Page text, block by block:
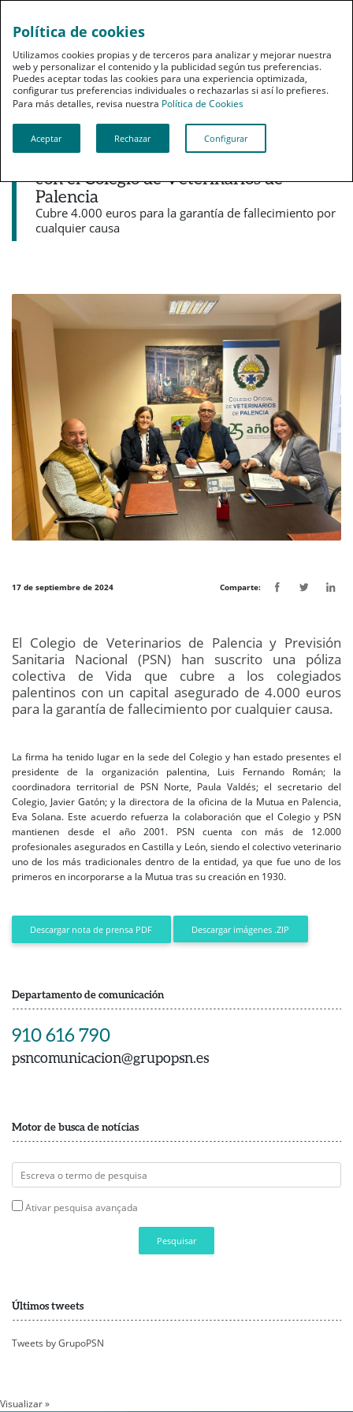
Noticias destacadas
PSN firma una póliza colectiva de Vida
con el Colegio de Veterinarios de
Palencia
Cubre 4.000 euros para la garantía de fallecimiento por
cualquier causa
17 de septiembre de 2024 Comparte:
El Colegio de Veterinarios de Palencia y Previsión
Sanitaria Nacional (PSN) han suscrito una póliza
colectiva de Vida que cubre a los colegiados
palentinos con un capital asegurado de 4.000 euros
para la garantía de fallecimiento por cualquier causa.
La firma ha tenido lugar en la sede del Colegio y han estado presentes el
presidente de la organización palentina, Luis Fernando Román; la
coordinadora territorial de PSN Norte, Paula Valdés; el secretario del
Colegio, Javier Gatón; y la directora de la oficina de la Mutua en Palencia,
Eva Solana. Este acuerdo refuerza la colaboración que el Colegio y PSN
mantienen desde el año 2001. PSN cuenta con más de 12.000
profesionales asegurados en Castilla y León, siendo el colectivo veterinario
uno de los más tradicionales dentro de la entidad, ya que fue uno de los
primeros en incorporarse a la Mutua tras su creación en 1930.
Descargar nota de prensa PDF Descargar imágenes .ZIP
Departamento de comunicación
910 616 790
psncomunicacion@grupopsn.es
Motor de busca de notícias
Ativar pesquisa avançada
Pesquisar
Últimos tweets
Tweets by GrupoPSN
Visualizar »
Política de cookies
Utilizamos cookies propias y de terceros para analizar y mejorar nuestra
web y personalizar el contenido y la publicidad según tus preferencias.
Puedes aceptar todas las cookies para una experiencia optimizada,
configurar tus preferencias individuales o rechazarlas si así lo prefieres.
Para más detalles, revisa nuestra Política de Cookies
Aceptar Rechazar Configurar